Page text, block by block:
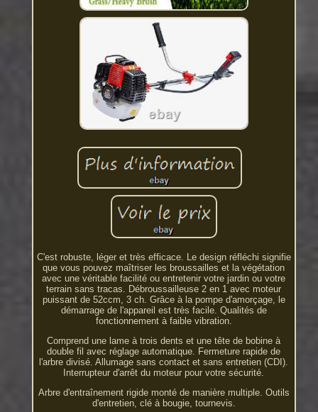
C'est robuste, léger et très efficace. Le design réfléchi signifie
que vous pouvez maîtriser les broussailles et la végétation
avec une véritable facilité ou entretenir votre jardin ou votre
terrain sans tracas. Débroussailleuse 2 en 1 avec moteur
puissant de 52ccm, 3 ch. Grâce à la pompe d'amorçage, le
démarrage de l'appareil est très facile. Qualités de
fonctionnement à faible vibration.
Comprend une lame à trois dents et une tête de bobine à
double fil avec réglage automatique. Fermeture rapide de
l'arbre divisé. Allumage sans contact et sans entretien (CDI).
Interrupteur d'arrêt du moteur pour votre sécurité.
Arbre d'entraînement rigide monté de manière multiple. Outils
d'entretien, clé à bougie, tournevis.